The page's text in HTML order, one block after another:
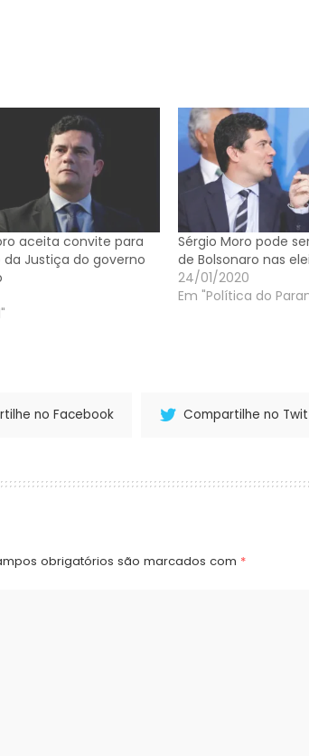
aceita convite para
da Justiça do governo
Sérgio Moro pode
de Bolsonaro nas
24/01/2020
Em "Política do
no Facebook Compartilhe no
obrigatórios são marcados com *